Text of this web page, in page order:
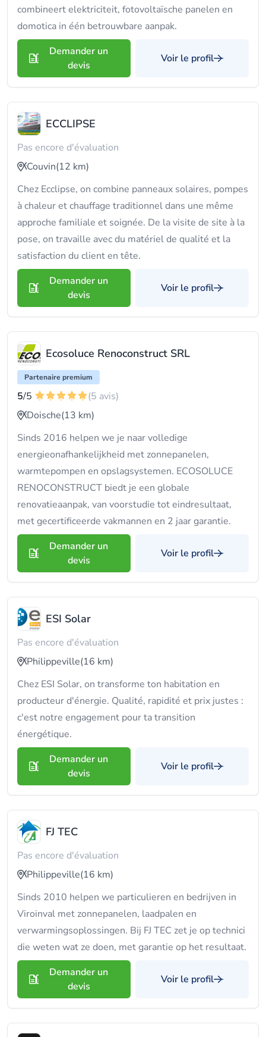
combineert elektriciteit, fotovoltaïsche panelen en
domotica in één betrouwbare aanpak.
Demander un
devis
Voir le profil
ECCLIPSE
Pas encore d'évaluation
Couvin(12 km)
Chez Ecclipse, on combine panneaux solaires, pompes
à chaleur et chauffage traditionnel dans une même
approche familiale et soignée. De la visite de site à la
pose, on travaille avec du matériel de qualité et la
satisfaction du client en tête.
Demander un
devis
Voir le profil
Ecosoluce Renoconstruct SRL
Partenaire premium
5/5
(5 avis)
Doische(13 km)
Sinds 2016 helpen we je naar volledige
energieonafhankelijkheid met zonnepanelen,
warmtepompen en opslagsystemen. ECOSOLUCE
RENOCONSTRUCT biedt je een globale
renovatieaanpak, van voorstudie tot eindresultaat,
met gecertificeerde vakmannen en 2 jaar garantie.
Demander un
devis
Voir le profil
ESI Solar
Pas encore d'évaluation
Philippeville(16 km)
Chez ESI Solar, on transforme ton habitation en
producteur d'énergie. Qualité, rapidité et prix justes :
c'est notre engagement pour ta transition
énergétique.
Demander un
devis
Voir le profil
FJ TEC
Pas encore d'évaluation
Philippeville(16 km)
Sinds 2010 helpen we particulieren en bedrijven in
Viroinval met zonnepanelen, laadpalen en
verwarmingsoplossingen. Bij FJ TEC zet je op technici
die weten wat ze doen, met garantie op het resultaat.
Demander un
devis
Voir le profil